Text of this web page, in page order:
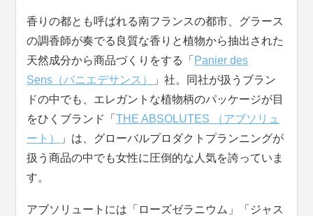
香りの都とも呼ばれる南フランスの都市、グラース
の調香師が奏でる良質な香りと植物から抽出された
天然成分から商品づくりをする「 Panier des
Sens（パニエデサンス）
」社。同社が扱うブラン
ドの中でも、エレガントな植物柄のパッケージが目
をひくブランド「THE ABSOLUTES （アブソリュ
ート）
」は、グローバルプロダクトプランニングが
扱う商品の中でも女性に圧倒的な人気を誇っていま
す。
アブソリュートには「ローズゼラニウム」「ジャス